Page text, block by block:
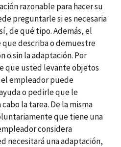
razonable para hacer su
preguntarle si es necesaria
de qué tipo. Además, el
describa o demuestre
o sin la adaptación. Por
que usted levante objetos
el empleador puede
o pedirle que le
la tarea. De la misma
que tiene una
considera
necesitará una adaptación,